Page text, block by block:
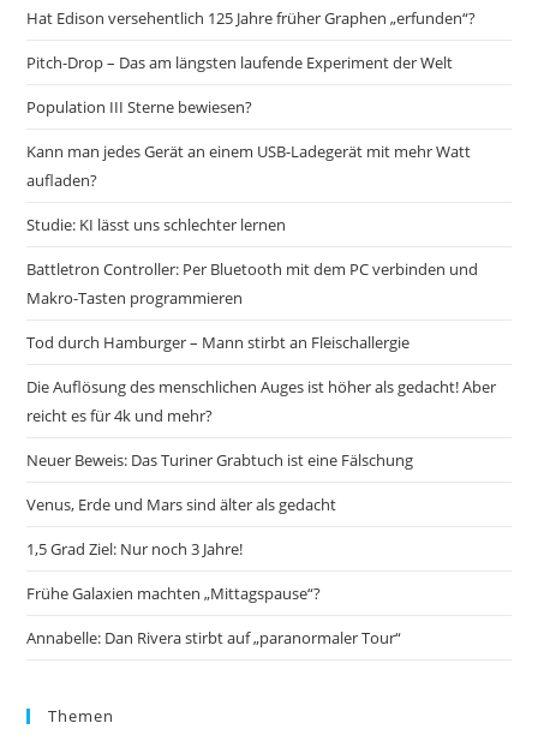
Hat Edison versehentlich 125 Jahre früher Graphen „erfunden“?
Pitch-Drop – Das am längsten laufende Experiment der Welt
Population III Sterne bewiesen?
Kann man jedes Gerät an einem USB-Ladegerät mit mehr Watt
aufladen?
Studie: KI lässt uns schlechter lernen
Battletron Controller: Per Bluetooth mit dem PC verbinden und
Makro-Tasten programmieren
Tod durch Hamburger – Mann stirbt an Fleischallergie
Die Auflösung des menschlichen Auges ist höher als gedacht! Aber
reicht es für 4k und mehr?
Neuer Beweis: Das Turiner Grabtuch ist eine Fälschung
Venus, Erde und Mars sind älter als gedacht
1,5 Grad Ziel: Nur noch 3 Jahre!
Frühe Galaxien machten „Mittagspause“?
Annabelle: Dan Rivera stirbt auf „paranormaler Tour“
Themen